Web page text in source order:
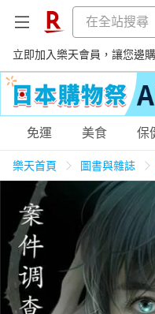
立即加入樂天會員，讓您邊
購物網分類
天天免運 美食蛋糕
居家生活 3C家電
免運 美食 保
樂天首頁 圖書與雜誌